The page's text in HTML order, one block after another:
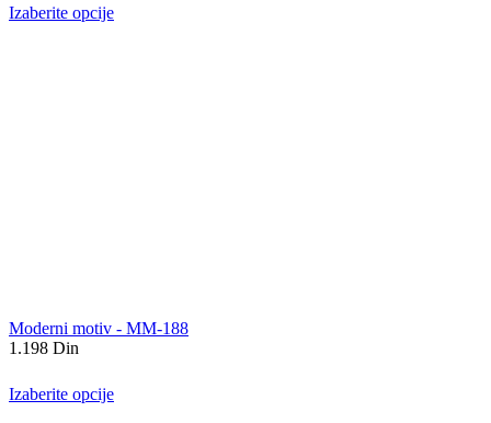
Izaberite opcije
Moderni motiv - MM-188
1.198 Din
Izaberite opcije